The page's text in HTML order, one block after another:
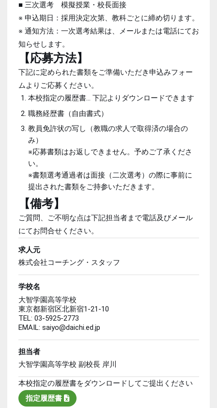
■ 三次選考 模擬授業・校長面接
※ 申込期日：採用決定次第、教科ごとに締め切ります。
※ 通知方法：一次選考結果は、メールまたは電話にてお
知らせします。
【応募方法】
下記に定められた書類をご準備いただき申込みフォー
ムよりご応募ください。
本校指定の履歴書… 下記よりダウンロードできます
職務経歴書（自由書式）
教員免許状の写し（教職の求人で取得済の場合の
み）
※応募書類はお返しできません。予めご了承くださ
い。
※書類選考通過者は面接（二次選考）の際に事前に
提出された書類をご持参いただきます。
【備考】
ご質問、ご不明な点は下記担当者まで電話及びメール
にてお問合せください。
求人元
株式会社コーチング・スタッフ
学校名
大智学園高等学校
東京都新宿区北新宿1-21-10
TEL: 03-5925-2773
EMAIL: saiyo@daichi.ed.jp
担当者
大智学園高等学校 副校長 岸川
本校指定の履歴書をダウンロードしてご提出ください
指定履歴書